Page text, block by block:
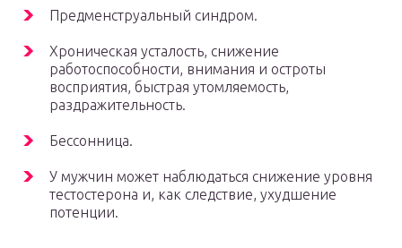
Предменструальный синдром.
Хроническая усталость, снижение
работоспособности, внимания и остроты
восприятия, быстрая утомляемость,
раздражительность.
Бессонница.
У мужчин может наблюдаться снижение уровня
тестостерона и, как следствие, ухудшение
потенции.